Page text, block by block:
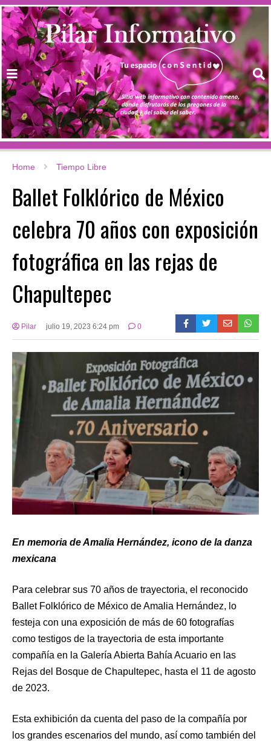
Home Tiempo Libre
Ballet Folklórico de México
celebra 70 años con exposición
fotográfica en las rejas de
Chapultepec
Pilar julio 19, 2023 6:24 pm 0
En memoria de Amalia Hernández, icono de la danza
mexicana
Para celebrar sus 70 años de trayectoria, el reconocido
Ballet Folklórico de México de Amalia Hernández, lo
festeja con una exposición de más de 60 fotografías
como testigos de la trayectoria de esta importante
compañía en la Galería Abierta Bahía Acuario en las
Rejas del Bosque de Chapultepec, hasta el 11 de agosto
de 2023.
Esta exhibición da cuenta del paso de la compañía por
los grandes escenarios del mundo, así como también del